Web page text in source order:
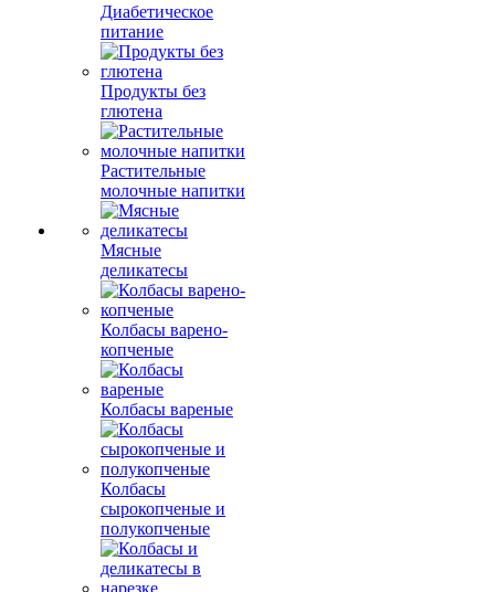
Диабетическое
питание
Продукты без
глютена
Растительные
молочные напитки
Мясные
деликатесы
Колбасы варено-
копченые
Колбасы вареные
Колбасы
сырокопченые и
полукопченые